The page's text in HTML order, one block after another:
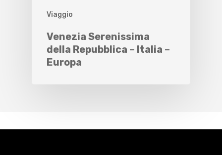
Viaggio
Venezia Serenissima
della Repubblica – Italia –
Europa